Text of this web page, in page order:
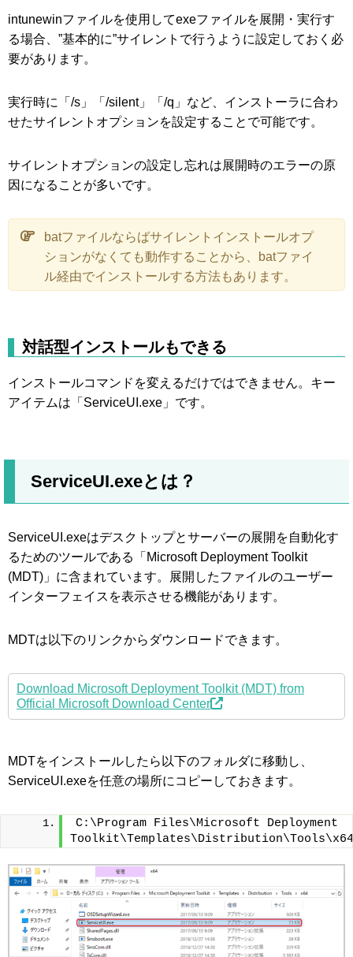
intunewinファイルを使用してexeファイルを展開・実行す
る場合、”基本的に”サイレントで行うように設定しておく必
要があります。
実行時に「/s」「/silent」「/q」など、インストーラに合わ
せたサイレントオプションを設定することで可能です。
サイレントオプションの設定し忘れは展開時のエラーの原
因になることが多いです。
batファイルならばサイレントインストールオプ
ションがなくても動作することから、batファイ
ル経由でインストールする方法もあります。
対話型インストールもできる
インストールコマンドを変えるだけではできません。キー
アイテムは「ServiceUI.exe」です。
ServiceUI.exeとは？
ServiceUI.exeはデスクトップとサーバーの展開を自動化す
るためのツールである「Microsoft Deployment Toolkit
(MDT)」に含まれています。展開したファイルのユーザー
インターフェイスを表示させる機能があります。
MDTは以下のリンクからダウンロードできます。
Download Microsoft Deployment Toolkit (MDT) from
Official Microsoft Download Center
MDTをインストールしたら以下のフォルダに移動し、
ServiceUI.exeを任意の場所にコピーしておきます。
C:\Program Files\Microsoft Deployment
Toolkit\Templates\Distribution\Tools\x64